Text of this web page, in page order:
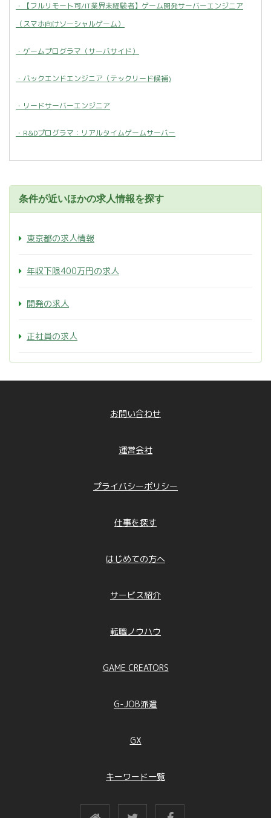
・【フルリモート可/IT業界未経験者】ゲーム開発サーバーエンジニア
（スマホ向けソーシャルゲーム）
・ゲームプログラマ（サーバサイド）
・バックエンドエンジニア（テックリード候補)
・リードサーバーエンジニア
・R&Dプログラマ：リアルタイムゲームサーバー
条件が近いほかの求人情報を探す
東京都の求人情報
年収下限400万円の求人
開発の求人
正社員の求人
お問い合わせ
運営会社
プライバシーポリシー
仕事を探す
はじめての方へ
サービス紹介
転職ノウハウ
GAME CREATORS
G-JOB派遣
GX
キーワード一覧